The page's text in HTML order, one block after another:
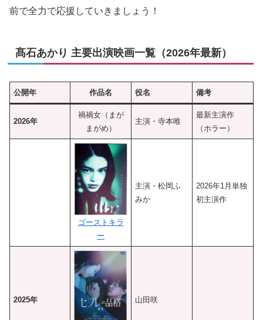
前で全力で応援していきましょう！
髙石あかり 主要出演映画一覧（2026年最新）
公開年 作品名 役名 備考
2026年
禍禍女（まが
まがめ）
主演・寺本唯
最新主演作
（ホラー）
ゴーストキラ
ー
主演・松岡ふ
みか
2026年1月単独
初主演作
2025年 山田咲